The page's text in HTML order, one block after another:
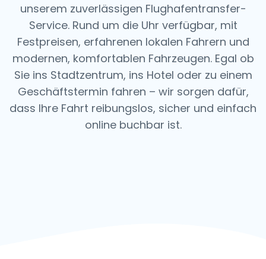
unserem zuverlässigen Flughafentransfer-
Service. Rund um die Uhr verfügbar, mit
Festpreisen, erfahrenen lokalen Fahrern und
modernen, komfortablen Fahrzeugen. Egal ob
Sie ins Stadtzentrum, ins Hotel oder zu einem
Geschäftstermin fahren – wir sorgen dafür,
dass Ihre Fahrt reibungslos, sicher und einfach
online buchbar ist.